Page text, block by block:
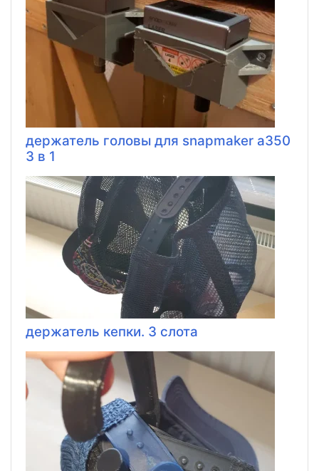
держатель головы для snapmaker a350
3 в 1
держатель кепки. 3 слота